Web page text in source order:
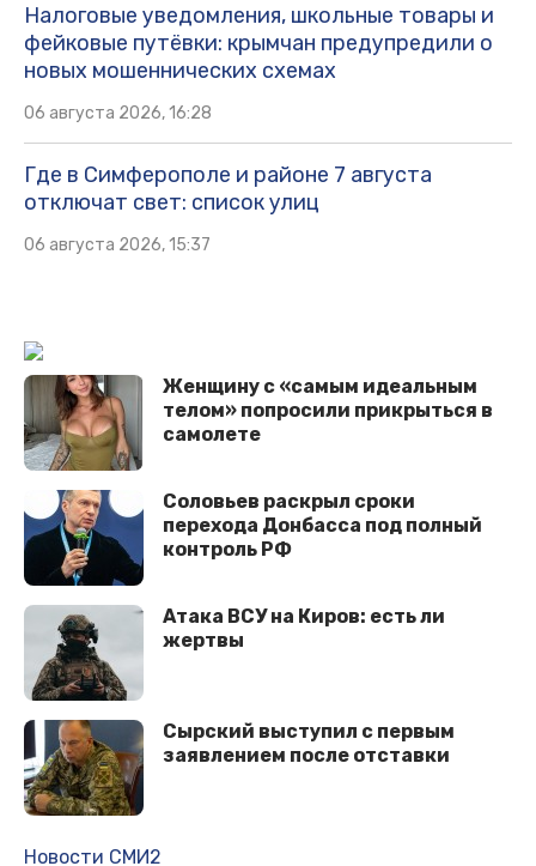
Налоговые уведомления, школьные товары и
фейковые путёвки: крымчан предупредили о
новых мошеннических схемах
06 августа 2026, 16:28
Где в Симферополе и районе 7 августа
отключат свет: список улиц
06 августа 2026, 15:37
Женщину с «самым идеальным
телом» попросили прикрыться в
самолете
Соловьев раскрыл сроки
перехода Донбасса под полный
контроль РФ
Атака ВСУ на Киров: есть ли
жертвы
Сырский выступил с первым
заявлением после отставки
Новости СМИ2